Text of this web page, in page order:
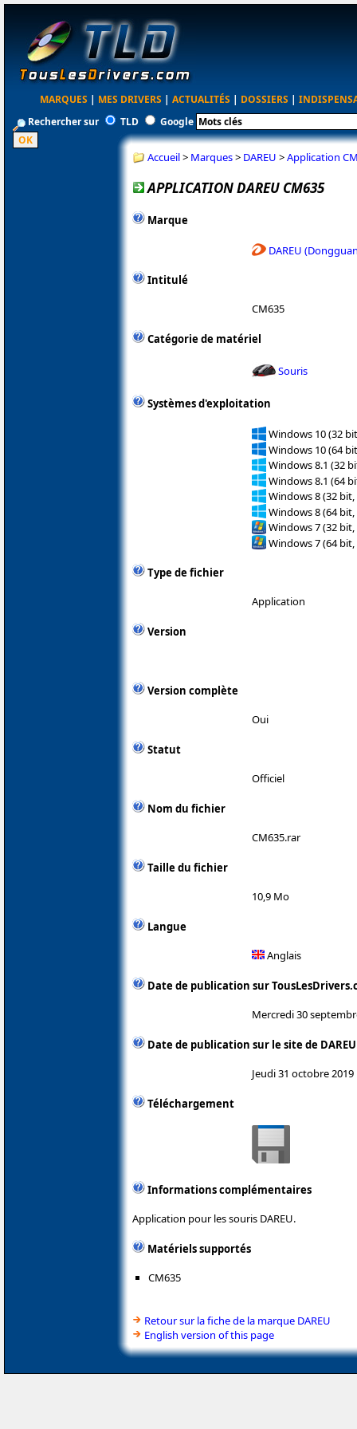
MARQUES | MES DRIVERS | ACTUALITÉS | DOSSIERS |
Rechercher sur
TLD Google
Accueil> Marques> DAREU >Application
APPLICATION DAREU CM635
Marque
DAREU
Intitulé
CM635
Catégorie de matériel
Souris
Systèmes d'exploitation
Windows 10 (32
Windows 10 (64
Windows 8.1 (32
Windows 8.1 (64
Windows 8 (32 bit,
Windows 8 (64 bit,
Windows 7 (32 bit,
Windows 7 (64 bit,
Type de fichier
Application
Version
Version complète
Oui
Statut
Officiel
Nom du fichier
CM635.rar
Taille du fichier
10,9 Mo
Langue
Anglais
Date de publication sur
Mercredi 30
Date de publication sur le site de DAREU
Jeudi 31 octobre 2019
Téléchargement
Informations complémentaires
Application pour les souris DAREU.
Matériels supportés
CM635
Retour sur la fiche de la marque DAREU
English version of this page